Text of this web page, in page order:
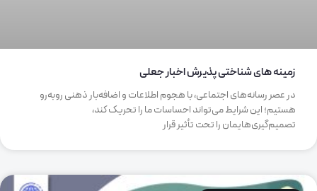
زمینه های شناختی پذیرش اخبار جعلی
در عصر رسانه‌های اجتماعی، با هجوم اطلاعات و اضافه‌بار ذهنی روبه‌رو
هستیم؛ این شرایط می‌تواند احساسات ما را تحریک کند،
تصمیم‌گیری‌هایمان را تحت تأثیر قرار